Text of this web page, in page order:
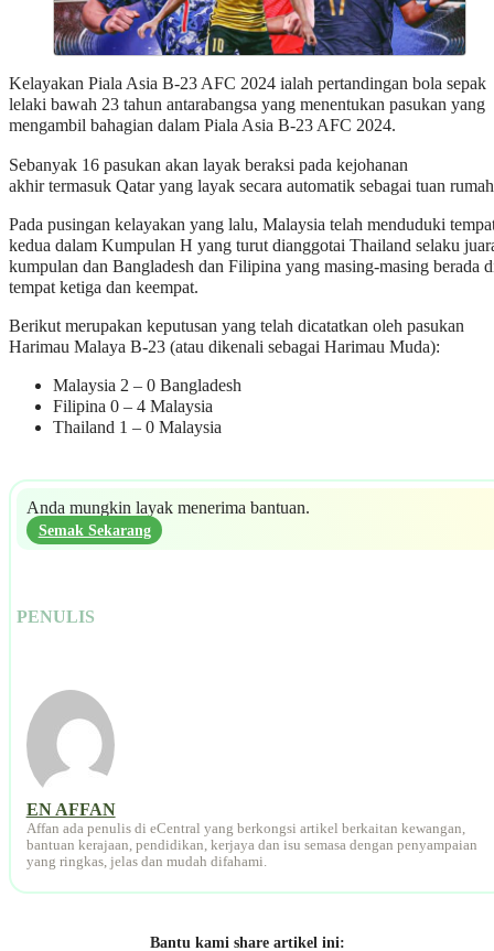
Kelayakan Piala Asia B-23 AFC 2024 ialah pertandingan bola sepak
lelaki bawah 23 tahun antarabangsa yang menentukan pasukan yang
mengambil bahagian dalam Piala Asia B-23 AFC 2024.
Sebanyak 16 pasukan akan layak beraksi pada kejohanan
akhir termasuk Qatar yang layak secara automatik sebagai tuan
Pada pusingan kelayakan yang lalu, Malaysia telah menduduki
kedua dalam Kumpulan H yang turut dianggotai Thailand selaku
kumpulan dan Bangladesh dan Filipina yang masing-masing berada
tempat ketiga dan keempat.
Berikut merupakan keputusan yang telah dicatatkan oleh pasukan
Harimau Malaya B-23 (atau dikenali sebagai Harimau Muda):
Malaysia 2 – 0 Bangladesh
Filipina 0 – 4 Malaysia
Thailand 1 – 0 Malaysia
Anda mungkin layak menerima bantuan.
Semak Sekarang
PENULIS
EN AFFAN
Affan ada penulis di eCentral yang berkongsi artikel berkaitan kewangan,
bantuan kerajaan, pendidikan, kerjaya dan isu semasa dengan penyampaian
yang ringkas, jelas dan mudah difahami.
Bantu kami share artikel ini: